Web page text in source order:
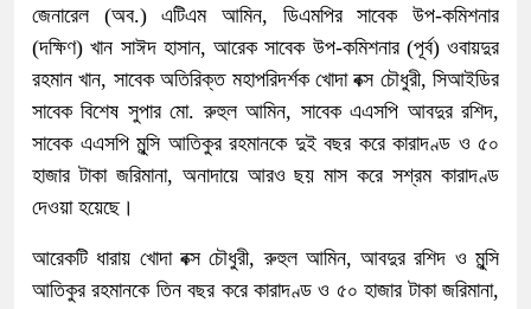
জেনারেল (অব.) এটিএম আমিন, ডিএমপির সাবেক উপ-কমিশনার
(দক্ষিণ) খান সাঈদ হাসান, আরেক সাবেক উপ-কমিশনার (পূর্ব) ওবায়দুর
রহমান খান, সাবেক অতিরিক্ত মহাপরিদর্শক খোদা বক্স চৌধুরী, সিআইডির
সাবেক বিশেষ সুপার মো. রুহুল আমিন, সাবেক এএসপি আবদুর রশিদ,
সাবেক এএসপি মুন্সি আতিকুর রহমানকে দুই বছর করে কারাদণ্ড ও ৫০
হাজার টাকা জরিমানা, অনাদায়ে আরও ছয় মাস করে সশ্রম কারাদণ্ড
দেওয়া হয়েছে।
আরেকটি ধারায় খোদা বক্স চৌধুরী, রুহুল আমিন, আবদুর রশিদ ও মুন্সি
আতিকুর রহমানকে তিন বছর করে কারাদণ্ড ও ৫০ হাজার টাকা জরিমানা,